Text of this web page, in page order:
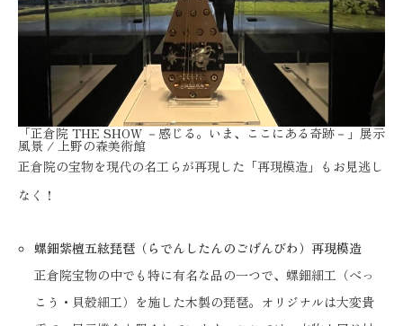
「正倉院 THE SHOW －感じる。いま、ここにある奇跡－」展示
風景 / 上野の森美術館
正倉院の宝物を現代の名工らが再現した「再現模造」もお見逃し
なく！
螺鈿紫檀五絃琵琶（らでんしたんのごげんびわ）再現模造
正倉院宝物の中でも特に有名な品の一つで、螺鈿細工（べっ
こう・貝殻細工）を施した木製の琵琶。オリジナルは大変貴